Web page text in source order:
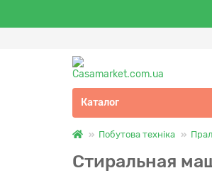
Каталог
Побутова техніка
Стиральная